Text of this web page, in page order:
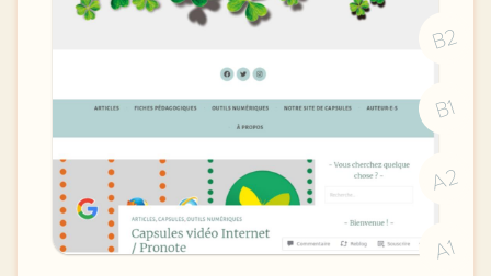
B2
B1
A2
A1